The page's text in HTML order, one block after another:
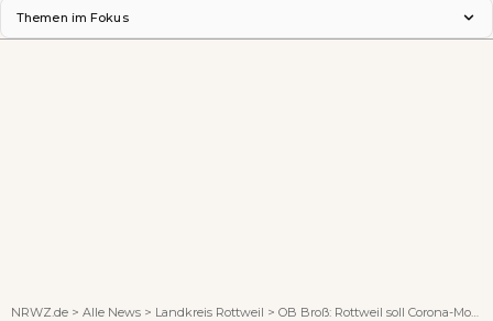
Themen im Fokus
NRWZ.de > Alle News > Landkreis Rottweil > OB Broß: Rottweil soll Corona-Modellkommune werden